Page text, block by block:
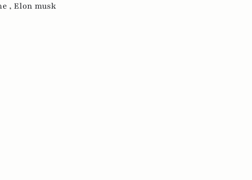
, Elon musk